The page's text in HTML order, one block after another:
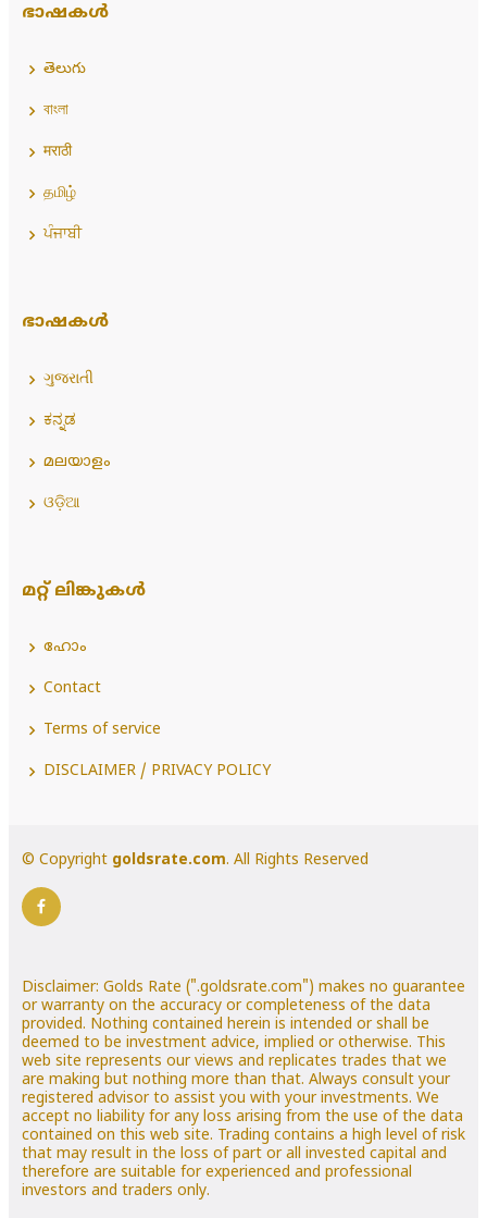
ഭാഷകൾ
తెలుగు
বাংলা
मराठी
தமிழ்
ਪੰਜਾਬੀ
ഭാഷകൾ
ગુજરાતી
ಕನ್ನಡ
മലയാളം
ଓଡ଼ିଆ
മറ്റ് ലിങ്കുകൾ
ഹോം
Contact
Terms of service
DISCLAIMER / PRIVACY POLICY
© Copyright goldsrate.com. All Rights Reserved
Disclaimer: Golds Rate (".goldsrate.com") makes no guarantee
or warranty on the accuracy or completeness of the data
provided. Nothing contained herein is intended or shall be
deemed to be investment advice, implied or otherwise. This
web site represents our views and replicates trades that we
are making but nothing more than that. Always consult your
registered advisor to assist you with your investments. We
accept no liability for any loss arising from the use of the data
contained on this web site. Trading contains a high level of risk
that may result in the loss of part or all invested capital and
therefore are suitable for experienced and professional
investors and traders only.